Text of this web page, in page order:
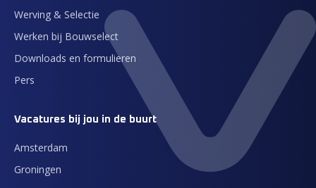
Werving & Selectie
Werken bij Bouwselect
Downloads en formulieren
Pers
Vacatures bij jou in de buurt
Amsterdam
Groningen